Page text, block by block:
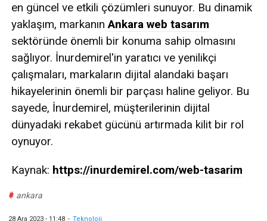
en güncel ve etkili çözümleri sunuyor. Bu dinamik
yaklaşım, markanınAnkara web tasarım
sektöründe önemli bir konuma sahip olmasını
sağlıyor. İnurdemirel'in yaratıcı ve yenilikçi
çalışmaları, markaların dijital alandaki başarı
hikayelerinin önemli bir parçası haline geliyor. Bu
sayede, İnurdemirel, müşterilerinin dijital
dünyadaki rekabet gücünü artırmada kilit bir rol
oynuyor.
Kaynak: https://inurdemirel.com/web-tasarim
# ankara
28 Ara 2023 - 11:48 - Teknoloji